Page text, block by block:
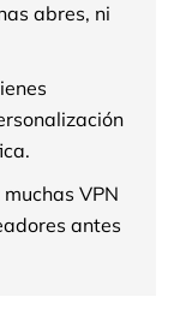
abres, ni
muchas VPN
antes